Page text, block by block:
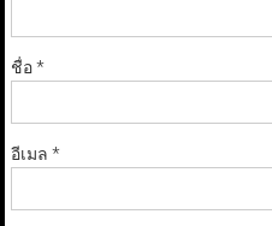
ชื่อ*
อีเมล *